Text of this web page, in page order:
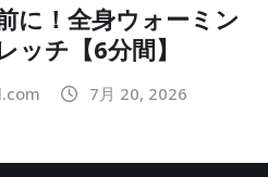
に！全身ウォーミン
ッチ【6分間】
7月 20, 2026